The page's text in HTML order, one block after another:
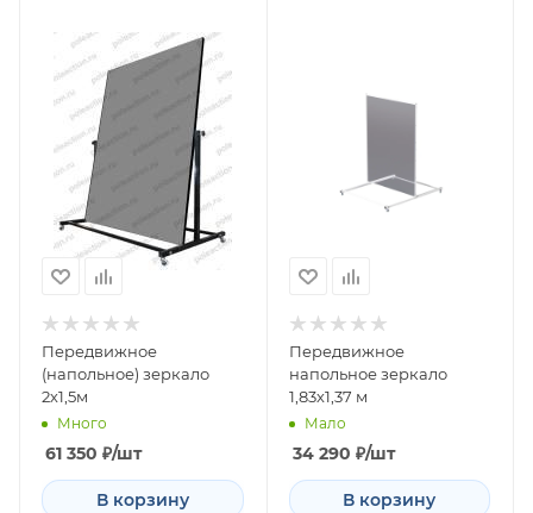
Передвижное
(напольное) зеркало
2х1,5м
Много
61 350 ₽/шт
В корзину
Передвижное
напольное зеркало
1,83х1,37 м
Мало
34 290 ₽/шт
В корзину